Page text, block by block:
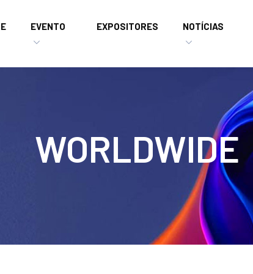
EVENTO EXPOSITORES NOTÍCIAS
WORLDWIDE